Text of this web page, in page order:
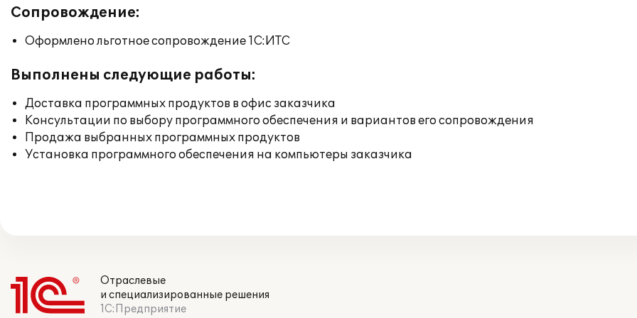
Сопровождение:
Оформлено льготное сопровождение 1С:ИТС
Выполнены следующие работы:
Доставка программных продуктов в офис заказчика
Консультации по выбору программного обеспечения и вариантов его сопровождения
Продажа выбранных программных продуктов
Установка программного обеспечения на компьютеры заказчика
Отраслевые
и специализированные решения
1С:Предприятие